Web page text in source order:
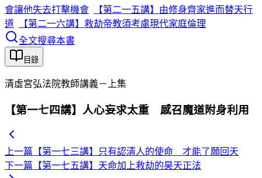
會讓他失去打擊機會
【第二一五講】由修身齊家進而替天行
道
【第二一六講】救劫帝教須考慮現代家庭倫理
全文搜尋本書
目錄
清虛宮弘法院教師講義－上集
【第一七四講】人心妄求太重 感召魔道附身利用
上一篇 【第一七三講】只有認清人的使命 才能了願回天
下一篇 【第一七五講】天命加上救劫的昊天正法